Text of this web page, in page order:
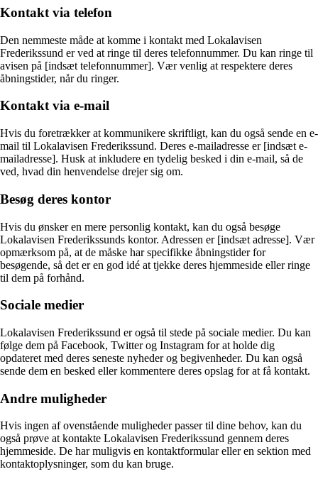
Kontakt via telefon
Den nemmeste måde at komme i kontakt med Lokalavisen
Frederikssund er ved at ringe til deres telefonnummer. Du kan ringe til
avisen på [indsæt telefonnummer]. Vær venlig at respektere deres
åbningstider, når du ringer.
Kontakt via e-mail
Hvis du foretrækker at kommunikere skriftligt, kan du også sende en e-
mail til Lokalavisen Frederikssund. Deres e-mailadresse er [indsæt e-
mailadresse]. Husk at inkludere en tydelig besked i din e-mail, så de
ved, hvad din henvendelse drejer sig om.
Besøg deres kontor
Hvis du ønsker en mere personlig kontakt, kan du også besøge
Lokalavisen Frederikssunds kontor. Adressen er [indsæt adresse]. Vær
opmærksom på, at de måske har specifikke åbningstider for
besøgende, så det er en god idé at tjekke deres hjemmeside eller ringe
til dem på forhånd.
Sociale medier
Lokalavisen Frederikssund er også til stede på sociale medier. Du kan
følge dem på Facebook, Twitter og Instagram for at holde dig
opdateret med deres seneste nyheder og begivenheder. Du kan også
sende dem en besked eller kommentere deres opslag for at få kontakt.
Andre muligheder
Hvis ingen af ​​ovenstående muligheder passer til dine behov, kan du
også prøve at kontakte Lokalavisen Frederikssund gennem deres
hjemmeside. De har muligvis en kontaktformular eller en sektion med
kontaktoplysninger, som du kan bruge.